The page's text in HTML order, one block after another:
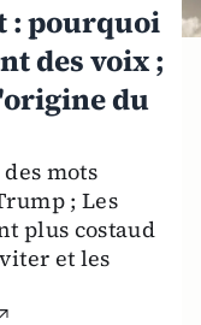
: pourquoi
des voix ;
du
mots
; Les
plus costaud
et les